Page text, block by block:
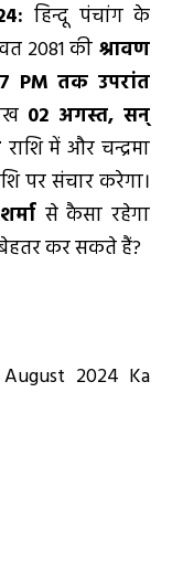
: हिन्दू पंचांग के
2081 की श्रावण
PMतक उपरांत
02 अगस्त, सन्
राशि में और चन्द्रमा
पर संचार करेगा।
से कैसा रहेगा
कर सकते हैं?
2024 Ka